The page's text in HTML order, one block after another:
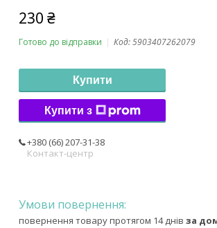
230 ₴
Готово до відправки Код:5903407262079
Купити
Купити з
+380 (66) 207-31-38
Контакт-центр
повернення товару протягом 14 днів за